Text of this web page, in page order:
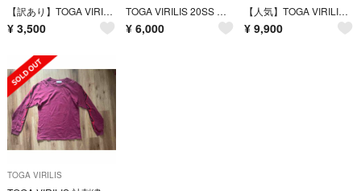
【訳あり】TOGA VIRILIS RIB JERSEY L/S タグ有り
¥ 3,500
TOGA VIRILIS 20SS 日本製Cupra Stripe Shirts
¥ 6,000
【人気】TOGA VIRILIS TOGA ARCHIVES タートルネック
¥ 9,900
TOGA VIRILIS